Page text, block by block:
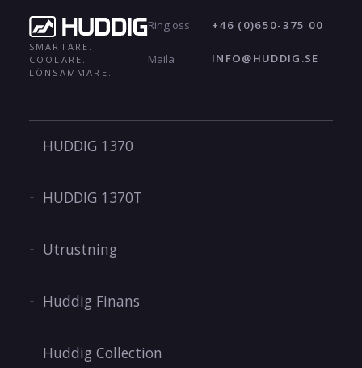
SMARTARE.
COOLARE.
LÖNSAMMARE.
Ring oss +46 (0)650-375 00
Maila INFO@HUDDIG.SE
HUDDIG 1370
HUDDIG 1370T
Utrustning
Huddig Finans
Huddig Collection